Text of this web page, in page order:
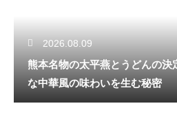
2026.08.09
熊本名物の太平燕とうどんの決
な中華風の味わいを生む秘密